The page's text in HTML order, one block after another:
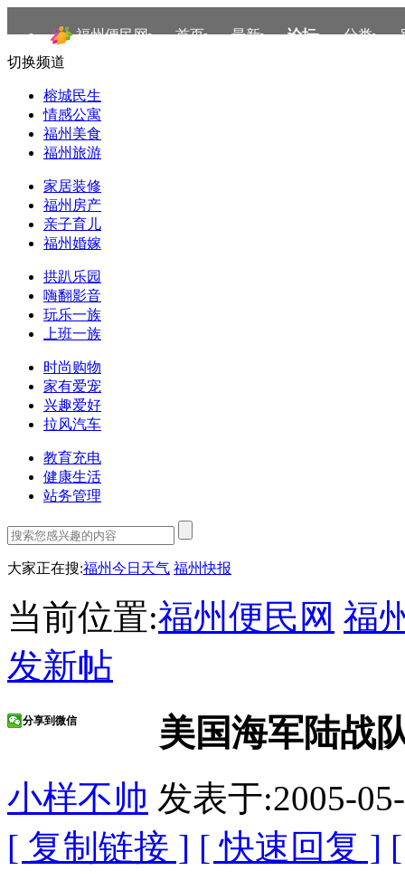
福州便民网 首页 最新 论坛 分类
切换频道
榕城民生
情感公寓
福州美食
福州旅游
家居装修
福州房产
亲子育儿
福州婚嫁
拱趴乐园
嗨翻影音
玩乐一族
上班一族
时尚购物
家有爱宠
兴趣爱好
拉风汽车
教育充电
健康生活
站务管理
大家正在搜:福州今日天气 福州快报
当前位置:福州便民网 福
发新帖
美国海军陆战
分享到微信
小样不帅 发表于:2005-
[ 复制链接 ] [ 快速回复 ]